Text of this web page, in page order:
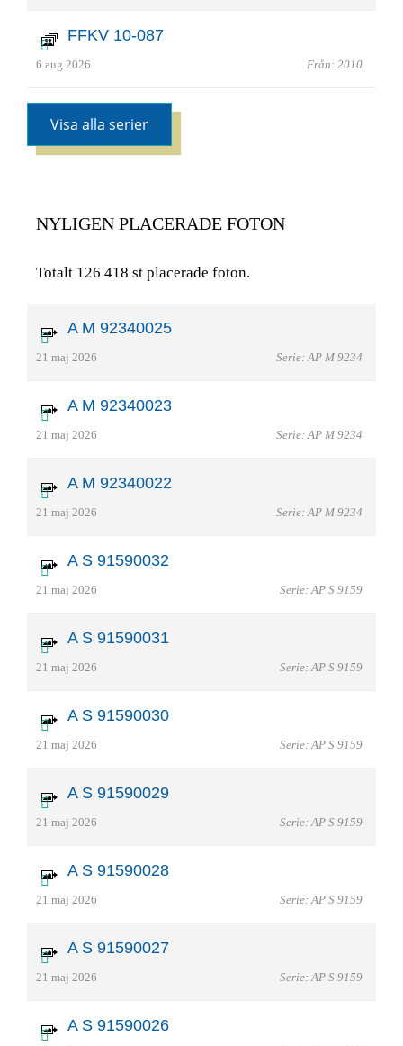
FFKV 10-087
6 aug 2026 Från: 2010
Visa alla serier
NYLIGEN PLACERADE FOTON
Totalt 126 418 st placerade foton.
A M 92340025
21 maj 2026 Serie: AP M 9234
A M 92340023
21 maj 2026 Serie: AP M 9234
A M 92340022
21 maj 2026 Serie: AP M 9234
A S 91590032
21 maj 2026 Serie: AP S 9159
A S 91590031
21 maj 2026 Serie: AP S 9159
A S 91590030
21 maj 2026 Serie: AP S 9159
A S 91590029
21 maj 2026 Serie: AP S 9159
A S 91590028
21 maj 2026 Serie: AP S 9159
A S 91590027
21 maj 2026 Serie: AP S 9159
A S 91590026